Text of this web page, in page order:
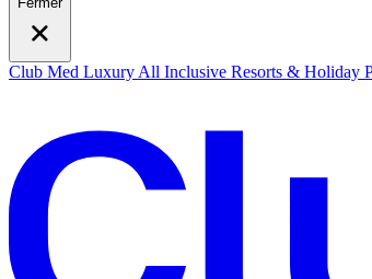
Club Med Luxury All Inclusive Resorts & Holiday